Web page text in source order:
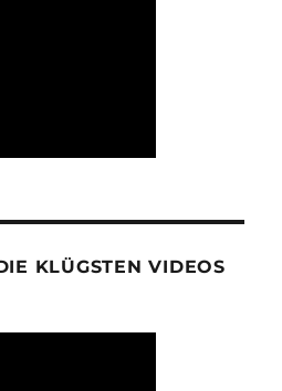
KLÜGSTEN VIDEOS